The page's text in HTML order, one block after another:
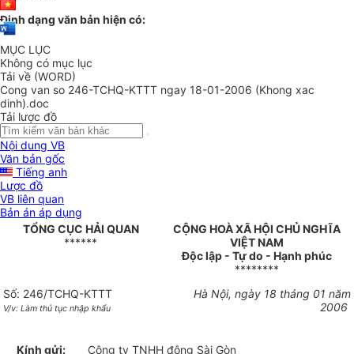
Định dạng văn bản hiện có:
MỤC LỤC
Không có mục lục
Tải về (WORD)
Cong van so 246-TCHQ-KTTT ngay 18-01-2006 (Khong xac
dinh).doc
Tải lược đồ
Nội dung VB
Văn bản gốc
Tiếng anh
Lược đồ
VB liên quan
Bản án áp dụng
TỔNG CỤC HẢI QUAN
******
CỘNG HOÀ XÃ HỘI CHỦ NGHĨA
VIỆT NAM
Độc lập - Tự do - Hạnh phúc
********
Số: 246/TCHQ-KTTT
V/v: Làm thủ tục nhập khẩu
Hà Nội, ngày 18 tháng 01 năm
2006
Kính gửi:
Công ty TNHH đông Sài Gòn